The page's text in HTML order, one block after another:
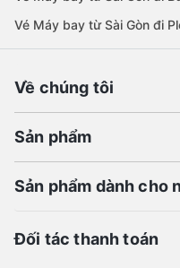
Vé Máy bay từ Sài Gòn đi
Về chúng tôi
Sản phẩm
Sản phẩm dành cho
Đối tác thanh toán